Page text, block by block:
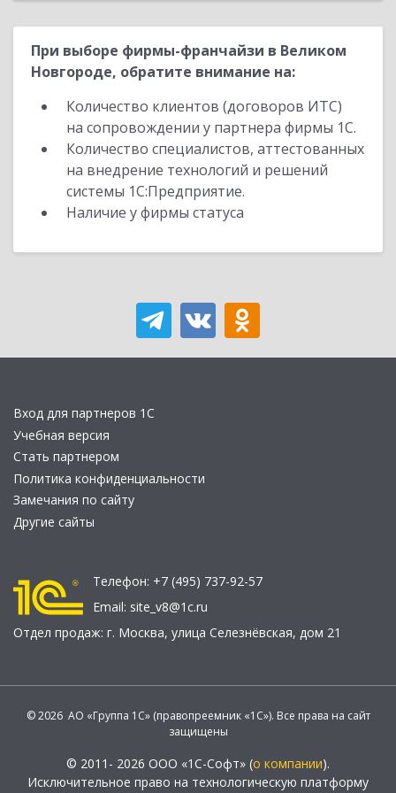
При выборе фирмы-франчайзи в Великом
Новгороде, обратите внимание на:
Количество клиентов (договоров ИТС)
на сопровождении у партнера фирмы 1С.
Количество специалистов, аттестованных
на внедрение технологий и решений
системы 1С:Предприятие.
Наличие у фирмы статуса
Вход для партнеров 1С
Учебная версия
Стать партнером
Политика конфиденциальности
Замечания по сайту
Другие сайты
Телефон: +7 (495) 737-92-57
Email: site_v8@1c.ru
Отдел продаж: г. Москва, улица Селезнёвская, дом 21
© 2026 АО «Группа 1С» (правопреемник «1С»). Все права на сайт
защищены
© 2011- 2026 ООО «1С-Софт» (о компании).
Исключительное право на технологическую платформу